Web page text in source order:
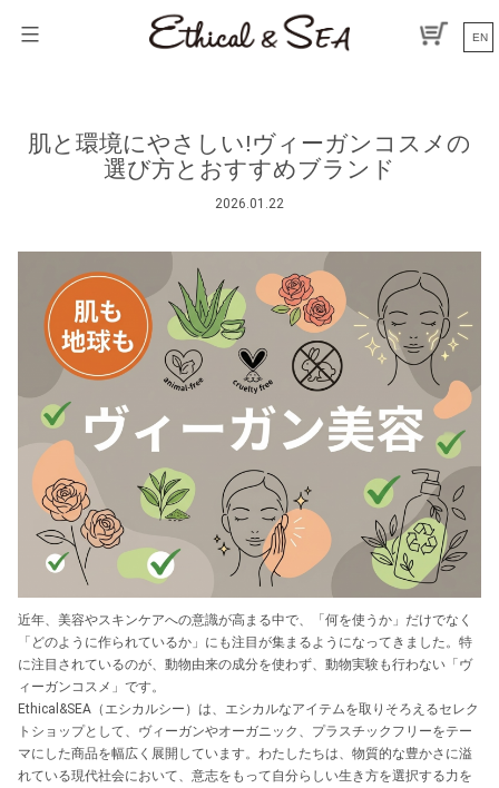
EN
肌と環境にやさしい!ヴィーガンコスメの
選び方とおすすめブランド
2026.01.22
近年、美容やスキンケアへの意識が高まる中で、「何を使うか」だけでなく
「どのように作られているか」にも注目が集まるようになってきました。特
に注目されているのが、動物由来の成分を使わず、動物実験も行わない「ヴ
ィーガンコスメ」です。
Ethical&SEA（エシカルシー）は、エシカルなアイテムを取りそろえるセレク
トショップとして、ヴィーガンやオーガニック、プラスチックフリーをテー
マにした商品を幅広く展開しています。わたしたちは、物質的な豊かさに溢
れている現代社会において、意志をもって自分らしい生き方を選択する力を